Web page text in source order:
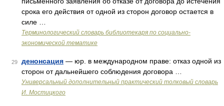
срока его действия от одной из сторон договор остается в
силе …
Терминологический словарь библиотекаря по социально-
экономической тематике
29 денонсация — юр. в международном праве: отказ одной из
сторон от дальнейшего соблюдения договора …
Универсальный дополнительный практический толковый словарь
И. Мостицкого